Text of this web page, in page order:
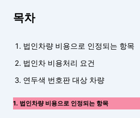
목차
법인차량 비용으로 인정되는 항목
법인차 비용처리 요건
연두색 번호판 대상 차량
1. 법인차량 비용으로 인정되는 항목